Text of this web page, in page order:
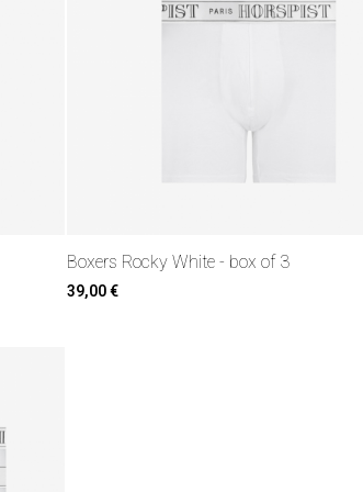
Boxers Rocky White - box of 3
39,00 €